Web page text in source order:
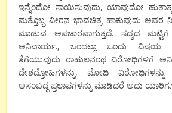
ಇನ್ನೆಂದೋ ಸಾಯಿಸುವುದು, ಯಾವುದೋ
ಮತ್ತೊಬ್ಬ ವೀರನ ಭಾವಚಿತ್ರ ಹಾಕುವುದು ಅವರ
ಮಾಡುವ ಅಪಚಾರವಾಗುತ್ತದೆ. ಸದ್ಯದ
ಅನಿವಾರ್ಯ., ಒಂದಲ್ಲಾ ಒಂದು ವಿಷಯ
ತೆಗೆಯುವುದು ರಾಹುಲನಂಥ ವಿರೋಧಿಗಳಿಗೆ
ದೇಶದ್ರೋಹಿಗಳನ್ನು, ಮೋದಿ
ಅಸಂಬದ್ಧ ಪ್ರಲಾಪಗಳನ್ನು ಮಾಡಿದರೆ ಅದು